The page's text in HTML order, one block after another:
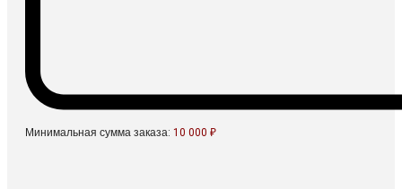
Минимальная сумма заказа: 10 000 ₽